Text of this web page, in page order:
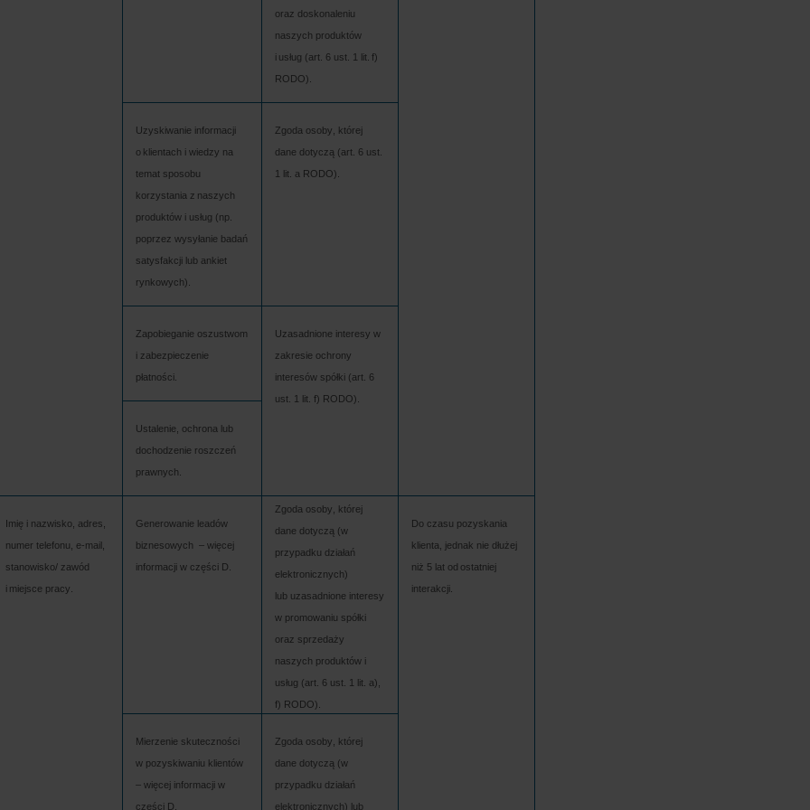
oraz doskonaleniu
naszych produktów
i usług (art. 6 ust. 1 lit. f)
RODO).
Uzyskiwanie informacji
o klientach i wiedzy na
temat sposobu
korzystania z naszych
produktów i usług (np.
poprzez wysyłanie badań
satysfakcji lub ankiet
rynkowych).
Zgoda osoby, której
dane dotyczą (art. 6 ust.
1 lit. a RODO).
Zapobieganie oszustwom
i zabezpieczenie
płatności.
Uzasadnione interesy w
zakresie ochrony
interesów spółki (art. 6
ust. 1 lit. f) RODO).
Ustalenie, ochrona lub
dochodzenie roszczeń
prawnych.
Imię i nazwisko, adres,
numer telefonu, e-mail,
stanowisko/ zawód
i miejsce pracy.
Generowanie leadów
biznesowych  – więcej
informacji w części D.
Zgoda osoby, której
dane dotyczą (w
przypadku działań
elektronicznych)
lub uzasadnione interesy
w promowaniu spółki
oraz sprzedaży
naszych produktów i
usług (art. 6 ust. 1 lit. a),
f) RODO).
Do czasu pozyskania
klienta, jednak nie dłużej
niż 5 lat od ostatniej
interakcji.
Mierzenie skuteczności
w pozyskiwaniu klientów
– więcej informacji w
części D.
Zgoda osoby, której
dane dotyczą (w
przypadku działań
elektronicznych) lub